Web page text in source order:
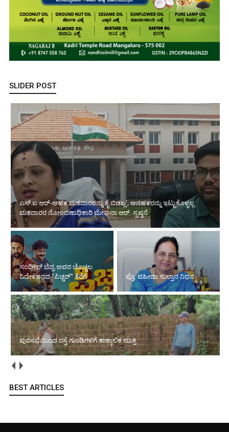
SLIDER POST
ಎಸ್.ಐ.ಆರ್-ಅಹ೯ ಮತದಾರರನ್ನು ಕೈ ಬಿಡಲ್ಲ', ಅನಹ೯ರನ್ನು ಇಟ್ಟುಕೊಳ್ಳಲ್ಲ:
ಮತದಾರರ ನೋಂದಣಾಧಿಕಾರಿ ಮೇಘನಾ ಆರ್. ಸ್ಪಷ್ಠನೆ
ಸಂದೀಪ್ ಬೆದ್ರ ಅವರ ಚೊಚ್ಚಲ
ನಿದೇ೯ಶನದ "ಪಿಚ್ಚರ್" ತೆರೆಗೆ
ಪ್ರೊ. ವಹೀದಾ ಸುಲ್ತಾನ ನಿಧನ
ಪುರಸಭೆಯಿಂದ ರಸ್ತೆ ಗುಂಡಿಗಳಿಗೆ ತಾತ್ಕಾಲಿಕ ಮುಕ್ತಿ
BEST ARTICLES